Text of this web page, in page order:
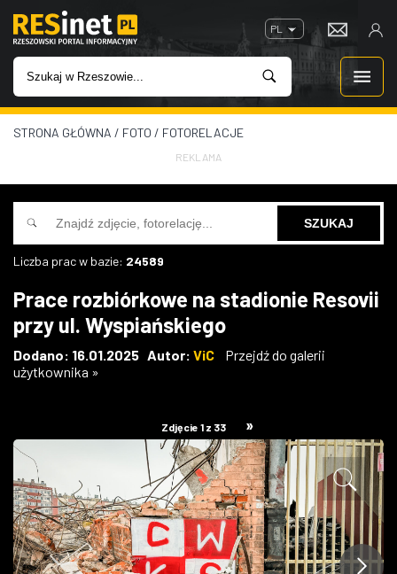
PL
WIADOMOŚCI
INWESTYCJE
IMPREZY
W KINACH
GASTRONOMIA
W RZESZOWIE
STRONA GŁÓWNA / FOTO / FOTORELACJE
REKLAMA
Liczba prac w bazie: 24589
Prace rozbiórkowe na stadionie Resovii
przy ul. Wyspiańskiego
Dodano: 16.01.2025 Autor: ViC
Przejdź do galerii
użytkownika »
Zdjęcie 1 z 33 »